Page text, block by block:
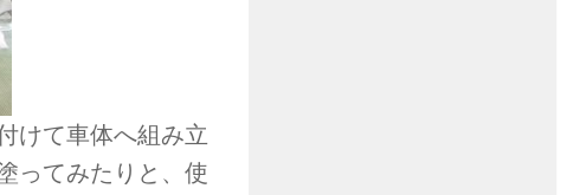
けて車体へ組み立
ってみたりと、使